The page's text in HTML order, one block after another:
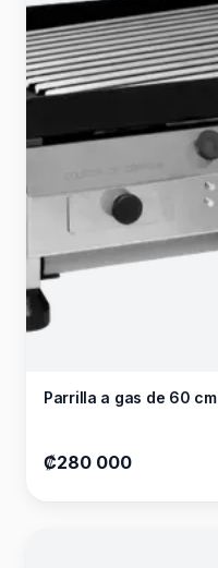
Parrilla a gas de 60 cm
₡280 000